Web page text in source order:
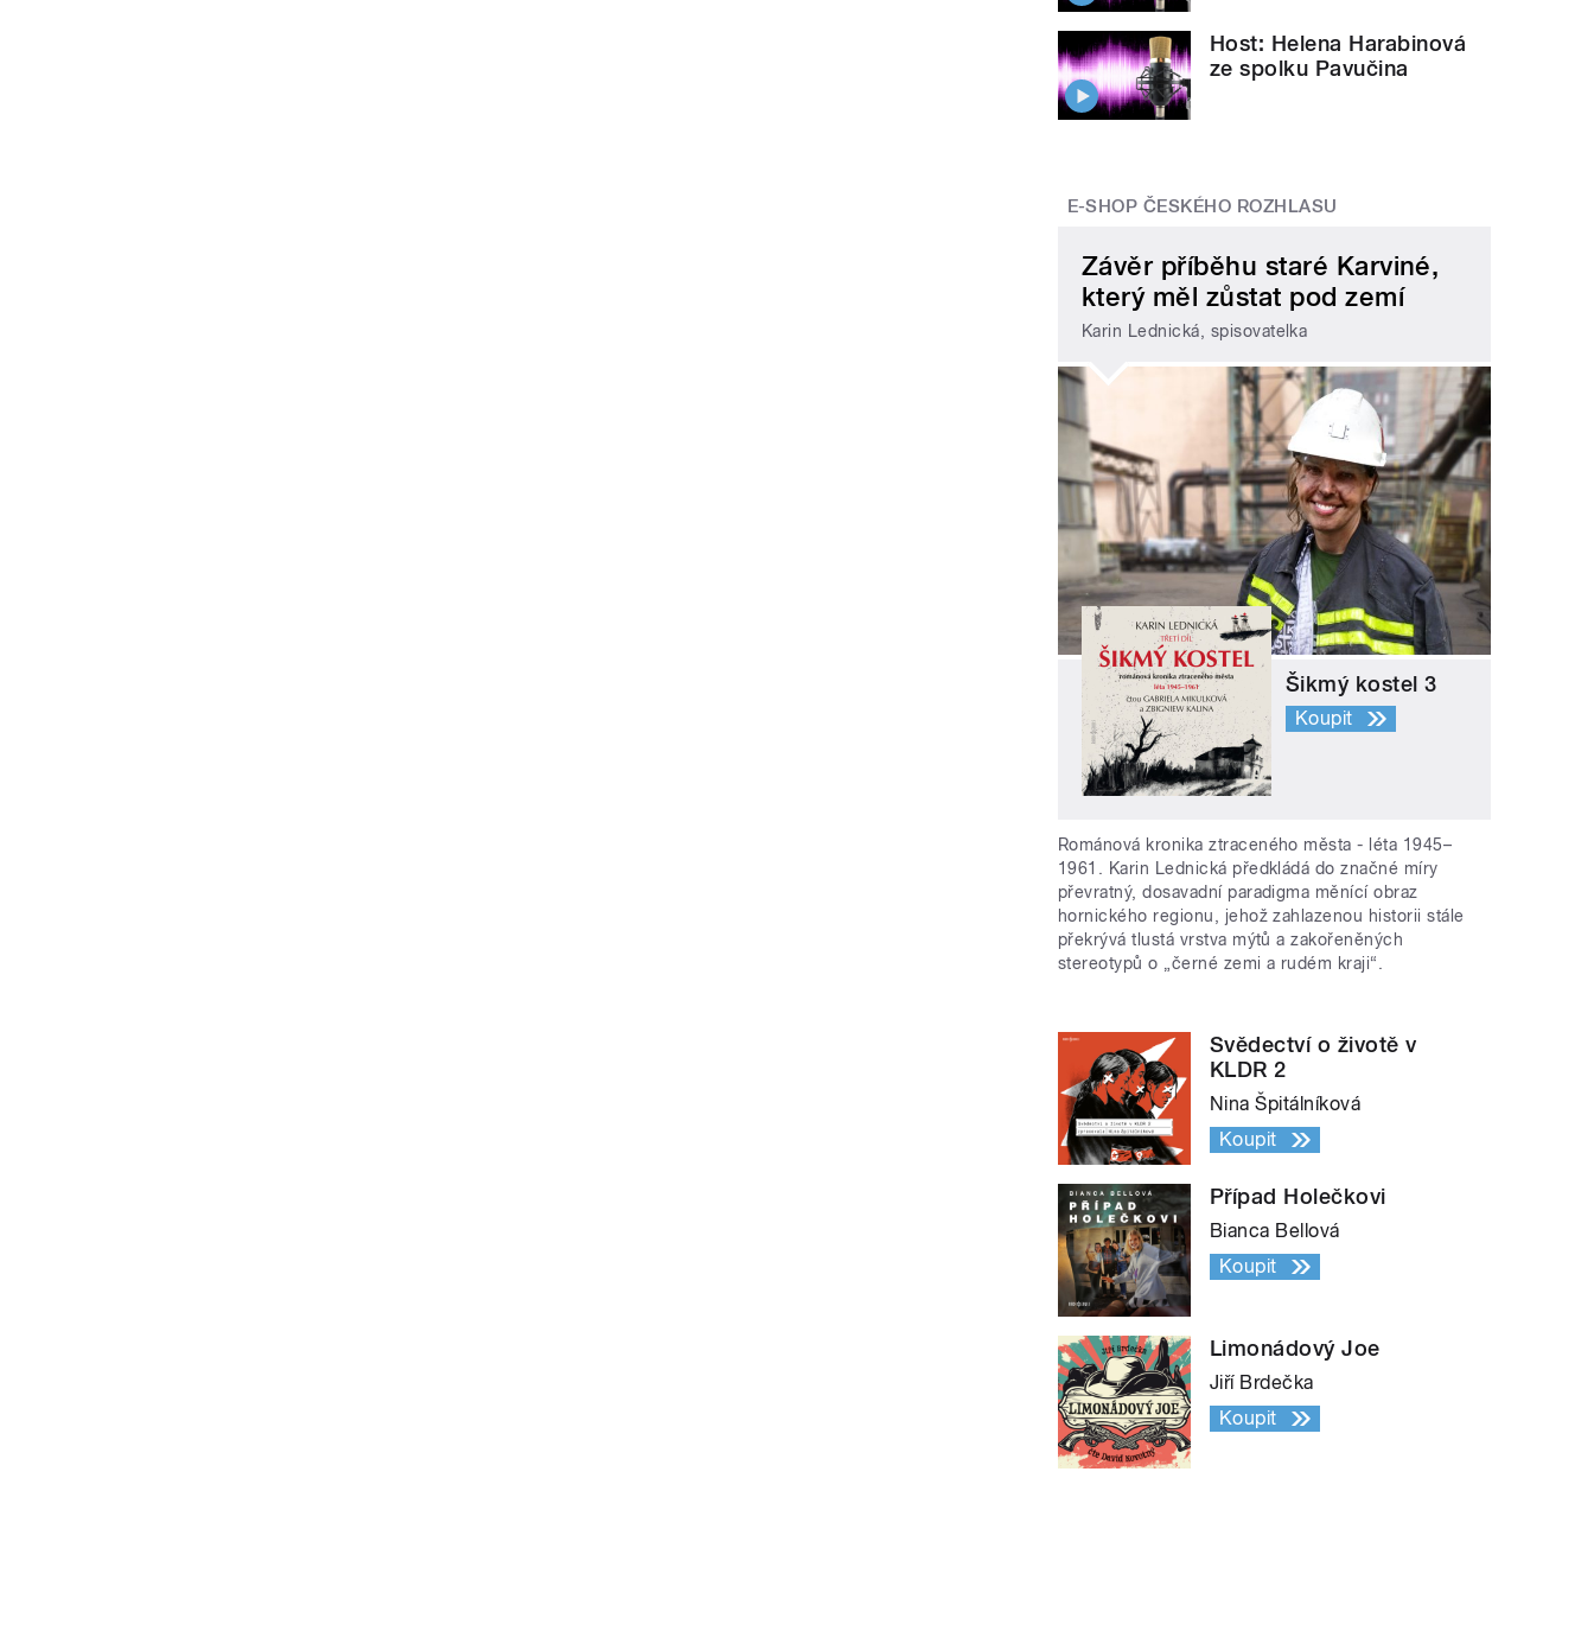
Host: Helena Harabinová
ze spolku Pavučina
E-SHOP ČESKÉHO ROZHLASU
Závěr příběhu staré Karviné,
který měl zůstat pod zemí
Karin Lednická, spisovatelka
Šikmý kostel 3
Koupit
Románová kronika ztraceného města - léta 1945–
1961. Karin Lednická předkládá do značné míry
převratný, dosavadní paradigma měnící obraz
hornického regionu, jehož zahlazenou historii stále
překrývá tlustá vrstva mýtů a zakořeněných
stereotypů o „černé zemi a rudém kraji“.
Svědectví o životě v
KLDR 2
Nina Špitálníková
Koupit
Případ Holečkovi
Bianca Bellová
Koupit
Limonádový Joe
Jiří Brdečka
Koupit